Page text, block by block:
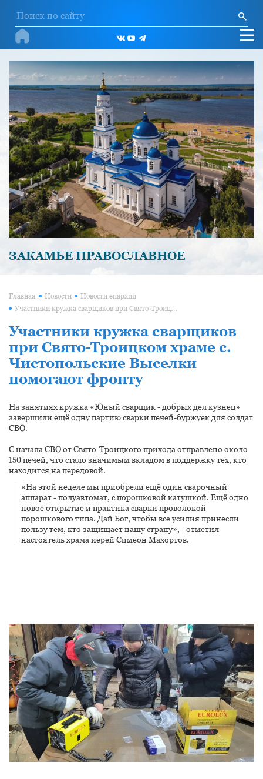
ЗАКАМЬЕ ПРАВОСЛАВНОЕ
Главная Новости Новости епархии
Участники кружка сварщиков при Свято-Троицком храме с. Чистопольские Выселки помогают фронту
Участники кружка сварщиков
при Свято-Троицком храме с.
Чистопольские Выселки
помогают фронту
На занятиях кружка «Юный сварщик - добрых дел кузнец»
завершили ещё одну партию сварки печей-буржуек для солдат
СВО.
С начала СВО от Свято-Троицкого прихода отправлено около
150 печей, что стало значимым вкладом в поддержку тех, кто
находится на передовой.
«На этой неделе мы приобрели ещё один сварочный
аппарат - полуавтомат, с порошковой катушкой. Ещё одно
новое открытие и практика сварки проволокой
порошкового типа. Дай Бог, чтобы все усилия принесли
пользу тем, кто защищает нашу страну», - отметил
настоятель храма иерей Симеон Махортов.